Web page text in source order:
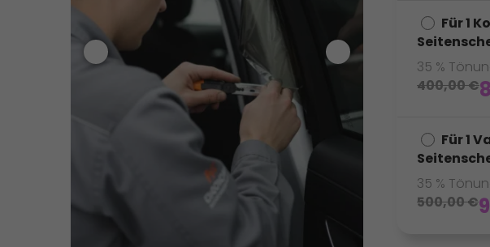
Für 1
35 %
400,00€
Für 1
35 %
500,00€